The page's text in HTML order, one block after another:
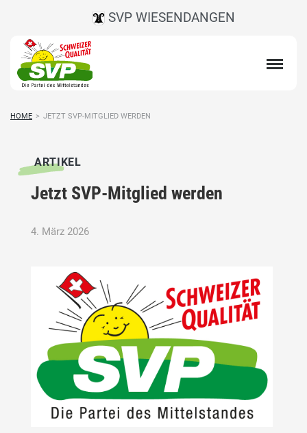
SVP WIESENDANGEN
HOME > JETZT SVP-MITGLIED WERDEN
ARTIKEL
Jetzt SVP-Mitglied werden
4. März 2026